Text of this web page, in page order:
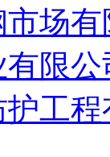
场
限公
工